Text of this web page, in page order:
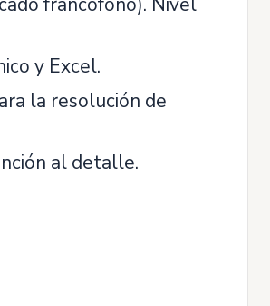
y Excel.
la resolución de
al detalle.